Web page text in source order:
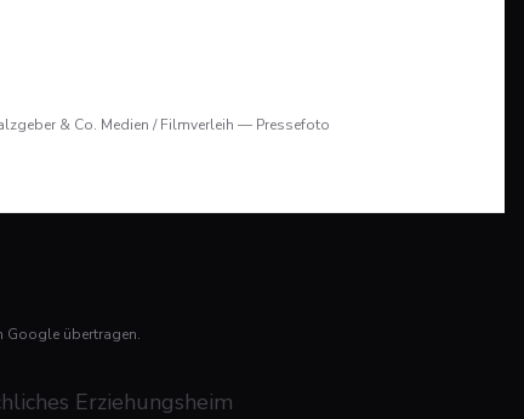
& Co. Medien / Filmverleih — Pressefoto
Google übertragen.
Erziehungsheim